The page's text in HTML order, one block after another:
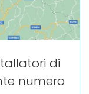
di
numero